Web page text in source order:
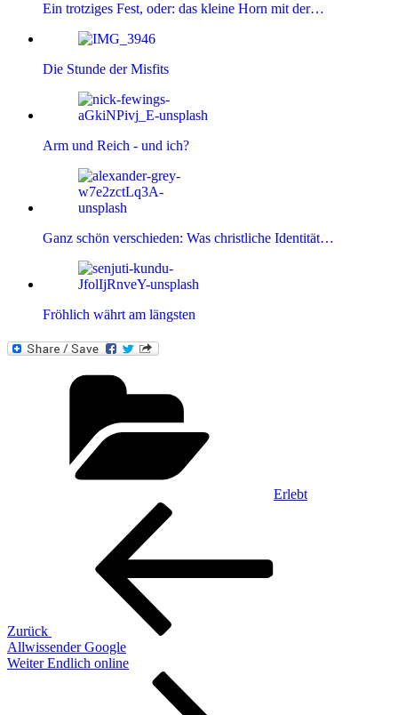
Ein trotziges Fest, oder: das kleine Horn mit der…
Die Stunde der Misfits
Arm und Reich - und ich?
Ganz schön verschieden: Was christliche Identität…
Fröhlich währt am längsten
Erlebt
Beitragsnavigation
Zurück
Allwissender Google
Nächster
Weiter Endlich online